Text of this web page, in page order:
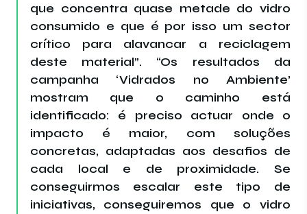
que concentra quase metade do vidro
consumido e que é por isso um sector
crítico
para alavancar a reciclagem
deste material”. “Os resultados da
campanha ‘Vidrados no Ambiente’
mostram que o caminho está
identificado: é preciso actuar onde o
impacto é maior, com soluções
concretas, adaptadas aos desafios de
cada local e de proximidade. Se
conseguirmos escalar este tipo de
iniciativas, conseguiremos que o vidro